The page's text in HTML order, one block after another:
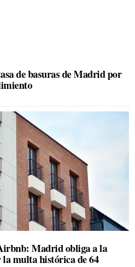
de basuras de Madrid por
Madrid obliga a la
multa histórica de 64